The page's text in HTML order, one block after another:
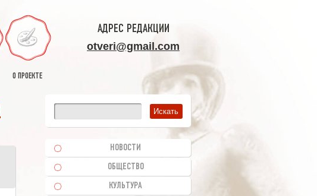
О ПРОЕКТЕ
АДРЕС РЕДАКЦИИ
otveri@gmail.com
НОВОСТИ
ОБЩЕСТВО
КУЛЬТУРА